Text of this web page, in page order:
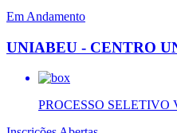
Em Andamento
UNIABEU - CENTRO
PROCESSO SELETIVO